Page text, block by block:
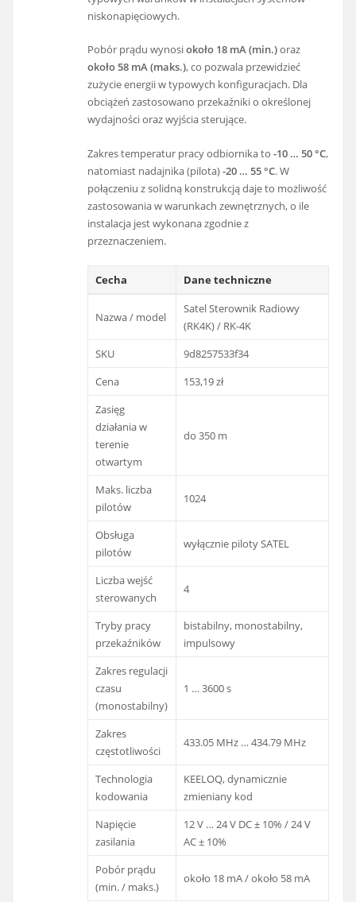
niskonapięciowych.
Pobór prądu wynosiokoło 18 mA (min.)oraz
około 58 mA (maks.), co pozwala przewidzieć
zużycie energii w typowych konfiguracjach. Dla
obciążeń zastosowano przekaźniki o określonej
wydajności oraz wyjścia sterujące.
Zakres temperatur pracy odbiornika to-10 … 50 °C,
natomiast nadajnika (pilota)-20 … 55 °C. W
połączeniu z solidną konstrukcją daje to możliwość
zastosowania w warunkach zewnętrznych, o ile
instalacja jest wykonana zgodnie z
przeznaczeniem.
Cecha Dane techniczne
Nazwa / model
Satel Sterownik Radiowy
(RK4K) / RK-4K
SKU
9d8257533f34
Cena
153,19 zł
Zasięg
działania w
terenie
otwartym
do 350 m
Maks. liczba
pilotów
1024
Obsługa
pilotów
wyłącznie piloty SATEL
Liczba wejść
sterowanych
4
Tryby pracy
przekaźników
bistabilny, monostabilny,
impulsowy
Zakres regulacji
czasu
(monostabilny)
1 … 3600 s
Zakres
częstotliwości
433.05 MHz … 434.79 MHz
Technologia
kodowania
KEELOQ, dynamicznie
zmieniany kod
Napięcie
zasilania
12 V … 24 V DC ± 10% / 24 V
AC ± 10%
Pobór prądu
(min. / maks.)
około 18 mA / około 58 mA